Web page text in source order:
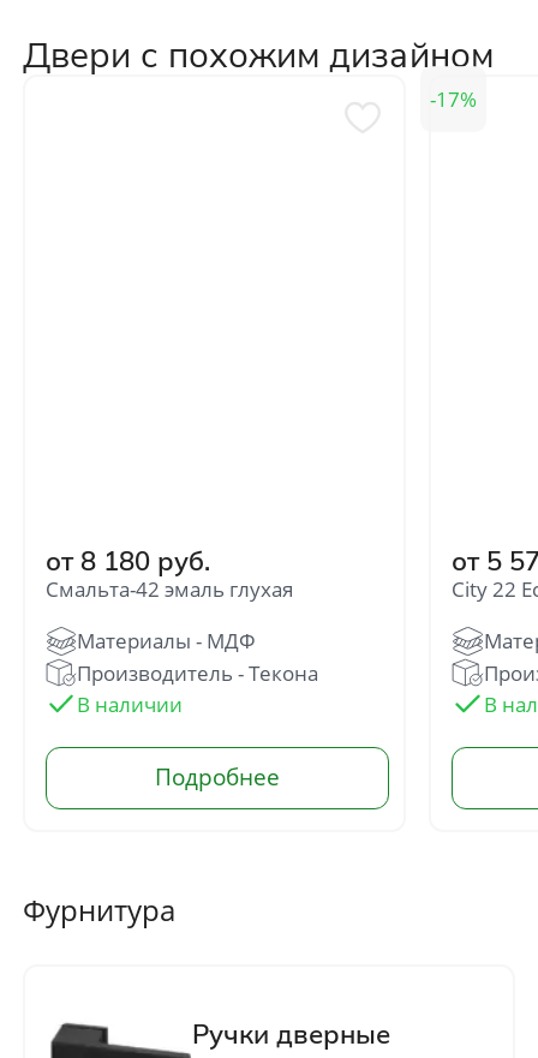
Двери с похожим дизайном
от 8 180 руб.
Смальта-42 эмаль глухая
Производитель - Текона
17
от 5
City 22
Фурнитура